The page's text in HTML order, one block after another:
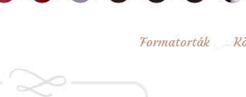
Formatorták